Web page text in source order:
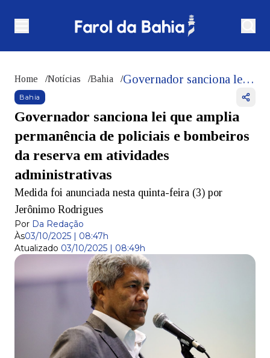
Home /Notícias /Bahia / Governador sanciona lei que amplia permanência de policiais e bombeiros da reserva em atividades administrativas
Bahia
Governador sanciona lei que amplia
permanência de policiais e bombeiros
da reserva em atividades
administrativas
Medida foi anunciada nesta quinta-feira (3) por
Jerônimo Rodrigues
Por Da Redação
Às03/10/2025 | 08:47h
Atualizado 03/10/2025 | 08:49h